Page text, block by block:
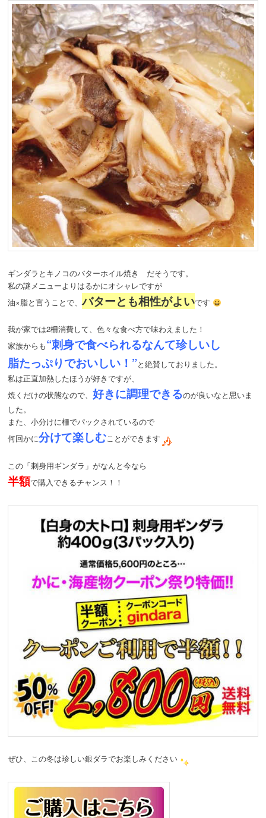
ギンダラとキノコのバターホイル焼き だそうです。
私の謎メニューよりはるかにオシャレですが
油×脂と言うことで、バターとも相性がよいです
我が家では2柵消費して、色々な食べ方で味わえました！
家族からも“刺身で食べられるなんて珍しいし
脂たっぷりでおいしい！”と絶賛しておりました。
私は正直加熱したほうが好きですが、
焼くだけの状態なので、好きに調理できるのが良いなと思いま
した。
また、小分けに柵でパックされているので
何回かに分けて楽しむことができます
この「刺身用ギンダラ」がなんと今なら
半額で購入できるチャンス！！
ぜひ、この冬は珍しい銀ダラでお楽しみください